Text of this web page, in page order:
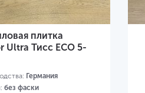
плитка
Ultra Тисс ЕСО 5-
Германия
без фаски